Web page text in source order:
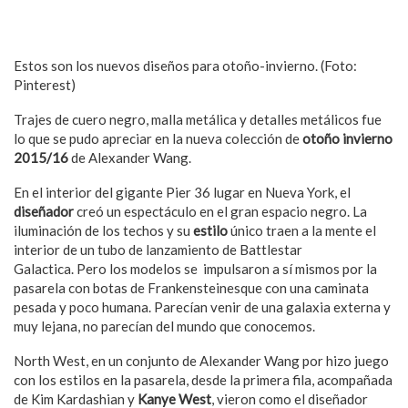
Estos son los nuevos diseños para otoño-invierno. (Foto:
Pinterest)
Trajes de cuero negro, malla metálica y detalles metálicos fue
lo que se pudo apreciar en la nueva colección deotoño invierno
2015/16de Alexander Wang.
En el interior del gigante Pier 36 lugar en Nueva York, el
diseñadorcreó un espectáculo en el gran espacio negro. La
iluminación de los techos y su estiloúnico traen a la mente el
interior de un tubo de lanzamiento de Battlestar
Galactica. Pero los modelos se impulsaron a sí mismos por la
pasarela con botas de Frankensteinesque con una caminata
pesada y poco humana. Parecían venir de una galaxia externa y
muy lejana, no parecían del mundo que conocemos.
North West, en un conjunto de Alexander Wang por hizo juego
con los estilos en la pasarela, desde la primera fila, acompañada
de Kim Kardashian y Kanye West, vieron como el diseñador